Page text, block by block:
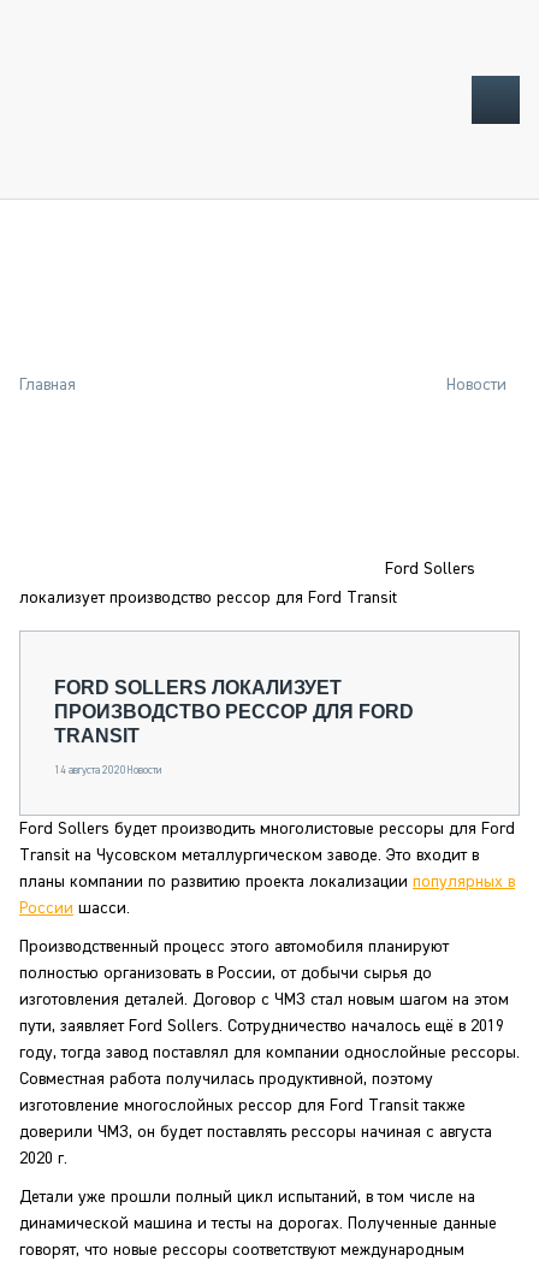
СПЕЦПРОЕКТЫ
О ПРОЕКТЕ
Главная Новости
Ford Sollers
локализует производство рессор для Ford Transit
FORD SOLLERS ЛОКАЛИЗУЕТ
ПРОИЗВОДСТВО РЕССОР ДЛЯ FORD
TRANSIT
14 августа 2020 Новости
Ford Sollers будет производить многолистовые рессоры для Ford
Transit на Чусовском металлургическом заводе. Это входит в
планы компании по развитию проекта локализации популярных в
России шасси.
Производственный процесс этого автомобиля планируют
полностью организовать в России, от добычи сырья до
изготовления деталей. Договор с ЧМЗ стал новым шагом на этом
пути, заявляет Ford Sollers. Сотрудничество началось ещё в 2019
году, тогда завод поставлял для компании однослойные рессоры.
Совместная работа получилась продуктивной, поэтому
изготовление многослойных рессор для Ford Transit также
доверили ЧМЗ, он будет поставлять рессоры начиная с августа
2020 г.
Детали уже прошли полный цикл испытаний, в том числе на
динамической машина и тесты на дорогах. Полученные данные
говорят, что новые рессоры соответствуют международным